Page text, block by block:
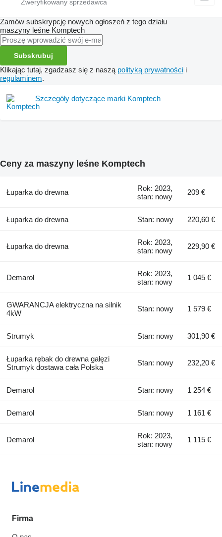
Zamów subskrypcję nowych ogłoszeń z tego działu
maszyny leśne Komptech
Subskrubuj
Klikając tutaj, zgadzasz się z naszą polityką prywatności i
regulaminem.
Szczegóły dotyczące marki Komptech
Ceny za maszyny leśne Komptech
Łuparka do drewna
Rok: 2023,
stan: nowy
209 €
Łuparka do drewna Stan: nowy 220,60 €
Łuparka do drewna
Rok: 2023,
stan: nowy
229,90 €
Demarol
Rok: 2023,
stan: nowy
1 045 €
GWARANCJA elektryczna na silnik
4kW
Stan: nowy 1 579 €
Strumyk Stan: nowy 301,90 €
Łuparka rębak do drewna gałęzi
Strumyk dostawa cała Polska
Stan: nowy 232,20 €
Demarol Stan: nowy 1 254 €
Demarol Stan: nowy 1 161 €
Demarol
Rok: 2023,
stan: nowy
1 115 €
Firma